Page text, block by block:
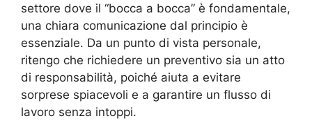
settore dove il “bocca a bocca” è fondamentale,
una chiara comunicazione dal principio è
essenziale. Da un punto di vista personale,
ritengo che richiedere un preventivo sia un atto
di responsabilità, poiché aiuta a evitare
sorprese spiacevoli e a garantire un flusso di
lavoro senza intoppi.